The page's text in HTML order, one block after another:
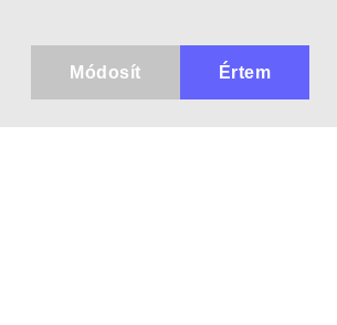
Értem
Módosít